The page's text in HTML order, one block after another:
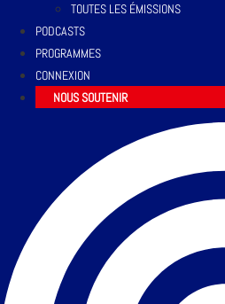
TOUTES LES ÉMISSIONS
PODCASTS
PROGRAMMES
CONNEXION
NOUS SOUTENIR